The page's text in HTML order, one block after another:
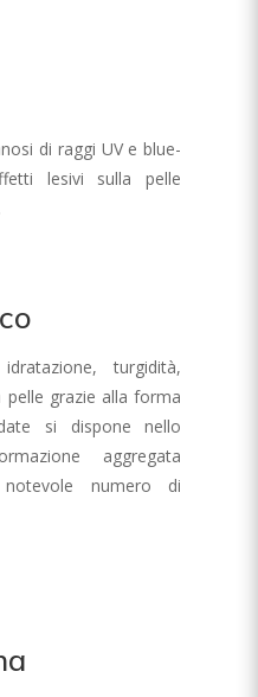
di raggi UV e blue-
lesivi sulla pelle
turgidità,
grazie alla forma
si dispone nello
aggregata
numero di